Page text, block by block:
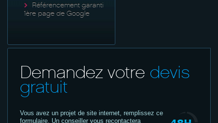
Référencement garanti
1ère page de Google
Demandez votre devis
gratuit
Vous avez un projet de site internet, remplissez ce
formulaire. Un conseiller vous recontactera